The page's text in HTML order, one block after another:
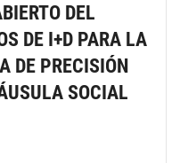
DEL
DE I+D PARA LA
DE PRECISIÓN
SOCIAL